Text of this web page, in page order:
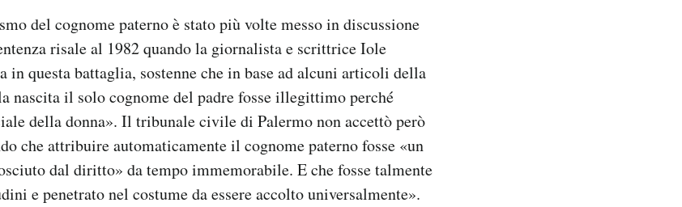
del cognome paterno è stato più volte messo in discussione
risale al 1982 quando la giornalista e scrittrice Iole
in questa battaglia, sostenne che in base ad alcuni articoli della
nascita il solo cognome del padre fosse illegittimo perché
della donna». Il tribunale civile di Palermo non accettò però
che attribuire automaticamente il cognome paterno fosse «un
dal diritto» da tempo immemorabile. E che fosse talmente
e penetrato nel costume da essere accolto universalmente».